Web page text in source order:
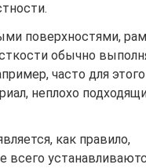
поверхностями,
обычно
часто для этого
неплохо
как правило,